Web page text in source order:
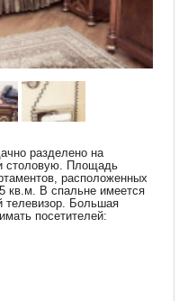
разделено на
столовую. Площадь
расположенных
кв.м. В спальне имеется
телевизор. Большая
посетителей: